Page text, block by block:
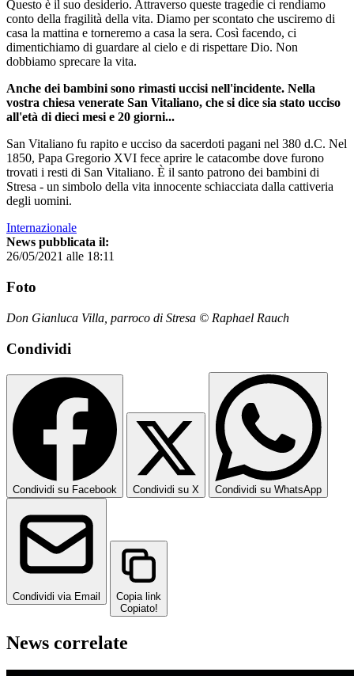
Questo è il suo desiderio. Attraverso queste tragedie ci rendiamo
conto della fragilità della vita. Diamo per scontato che usciremo di
casa la mattina e torneremo a casa la sera. Così facendo, ci
dimentichiamo di guardare al cielo e di rispettare Dio. Non
dobbiamo sprecare la vita.
Anche dei bambini sono rimasti uccisi nell'incidente. Nella
vostra chiesa venerate San Vitaliano, che si dice sia stato ucciso
all'età di dieci mesi e 20 giorni...
San Vitaliano fu rapito e ucciso da sacerdoti pagani nel 380 d.C. Nel
1850, Papa Gregorio XVI fece aprire le catacombe dove furono
trovati i resti di San Vitaliano. È il santo patrono dei bambini di
Stresa - un simbolo della vita innocente schiacciata dalla cattiveria
degli uomini.
Internazionale
News pubblicata il:
26/05/2021 alle 18:11
Foto
Don Gianluca Villa, parroco di Stresa © Raphael Rauch
Condividi
Condividi su Facebook Condividi su X Condividi su WhatsApp
Condividi via Email
Copia link
Copiato!
News correlate